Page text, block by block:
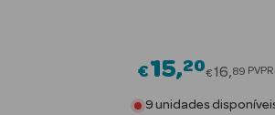
Beauty Season
€15 20Price
€16 89 PVPR
9 unidades